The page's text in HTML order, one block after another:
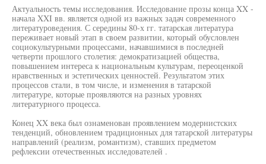
Актуальность темы исследования. Исследование прозы конца XX -
начала XXI вв. является одной из важных задач современного
литературоведения. С середины 80-х гг. татарская литература
переживает новый этап в своем развитии, который обусловлен
социокультурными процессами, начавшимися в последней
четверти прошлого столетия: демократизацией общества,
повышением интереса к национальным культурам, переоценкой
нравственных и эстетических ценностей. Результатом этих
процессов стали, в том числе, и изменения в татарской
литературе, которые проявляются на разных уровнях
литературного процесса.
Конец XX века был ознаменован проявлением модернистских
тенденций, обновлением традиционных для татарской литературы
направлений (реализм, романтизм), ставших предметом
рефлексии отечественных исследователей .